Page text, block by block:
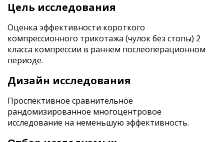
Цель исследования
Оценка эффективности короткого
компрессионного трикотажа (чулок без стопы) 2
класса компрессии в раннем послеоперационном
периоде.
Дизайн исследования
Проспективное сравнительное
рандомизированное многоцентровое
исследование на неменьшую эффективность.